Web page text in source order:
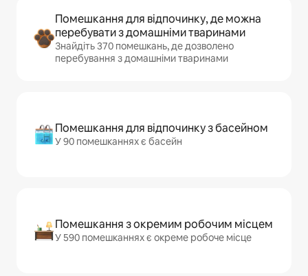
Помешкання для відпочинку, де можна
перебувати з домашніми тваринами
Знайдіть 370 помешкань, де дозволено
перебування з домашніми тваринами
Помешкання для відпочинку з басейном
У 90 помешканнях є басейн
Помешкання з окремим робочим місцем
У 590 помешканнях є окреме робоче місце